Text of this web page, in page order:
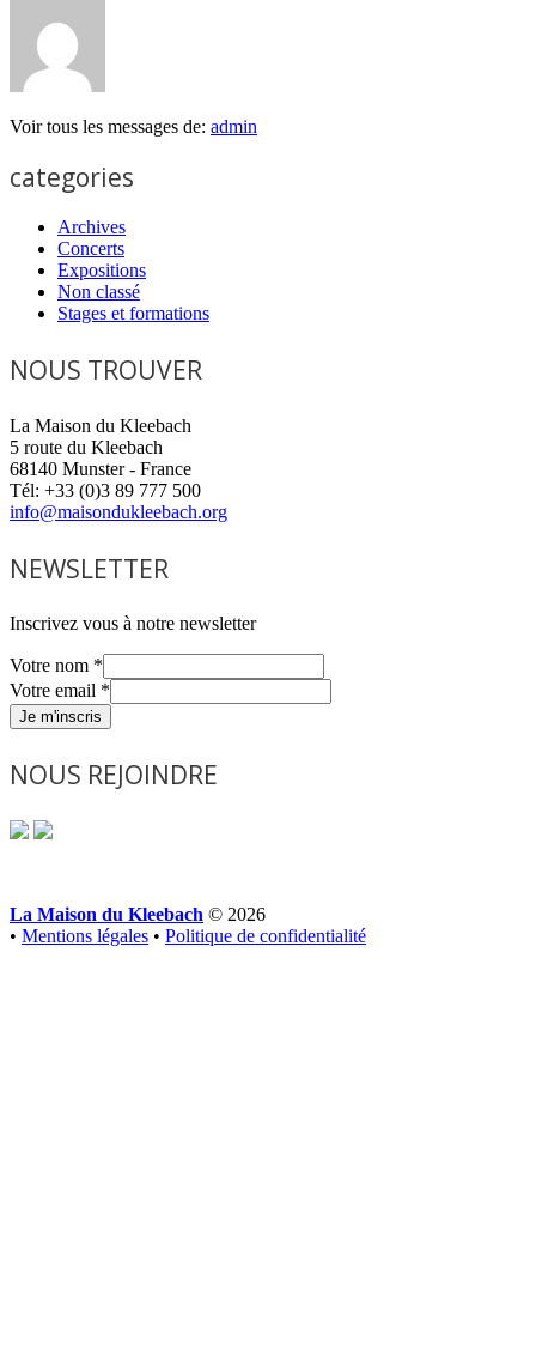
Voir tous les messages de: admin
categories
Archives
Concerts
Expositions
Non classé
Stages et formations
NOUS TROUVER
La Maison du Kleebach
5 route du Kleebach
68140 Munster - France
Tél: +33 (0)3 89 777 500
info@maisondukleebach.org
NEWSLETTER
Inscrivez vous à notre newsletter
Votre nom *
Votre email *
Je m'inscris
NOUS REJOINDRE
La Maison du Kleebach © 2026
• Mentions légales • Politique de confidentialité